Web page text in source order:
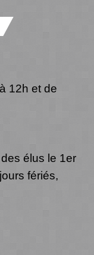
12h et de
élus le 1er
fériés,